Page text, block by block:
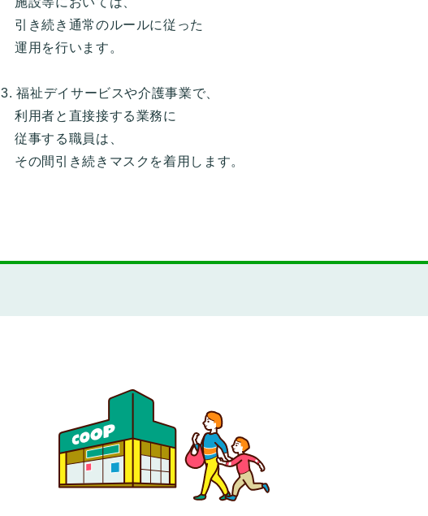
引き続き通常のルールに従った
運用を行います。
3. 福祉デイサービスや介護事業で、
利用者と直接接する業務に
従事する職員は、
その間引き続きマスクを着用します。